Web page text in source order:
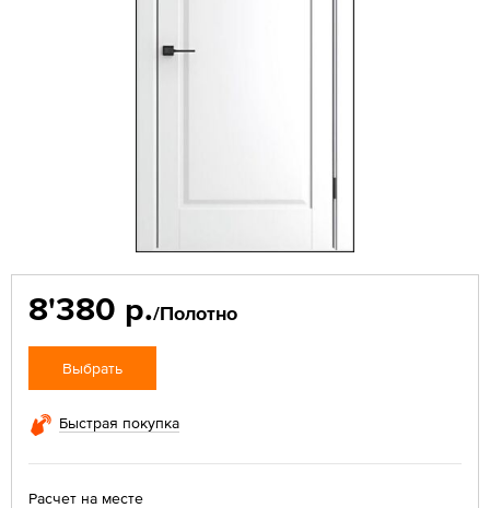
8'380 р./Полотно
Выбрать
Быстрая покупка
Расчет на месте